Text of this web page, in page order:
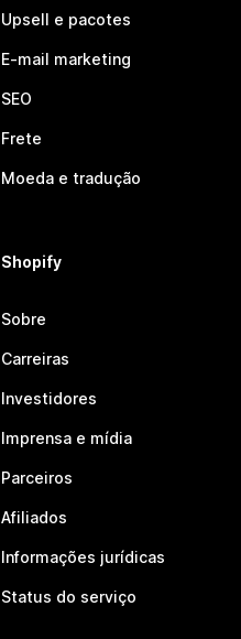
Upsell e pacotes
E-mail marketing
SEO
Frete
Moeda e tradução
Shopify
Sobre
Carreiras
Investidores
Imprensa e mídia
Parceiros
Afiliados
Informações jurídicas
Status do serviço